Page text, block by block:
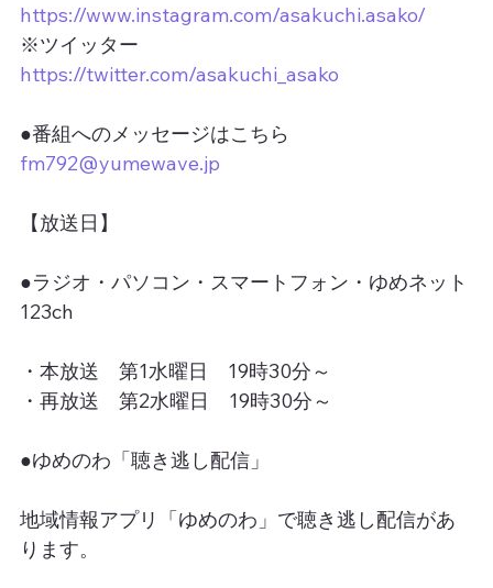
https://www.instagram.com/asakuchi.asako/
※ツイッター
https://twitter.com/asakuchi_asako
●番組へのメッセージはこちら
fm792@yumewave.jp
【放送日】
●ラジオ・パソコン・スマートフォン・ゆめネット
123ch
・本放送　第1水曜日　19時30分～
・再放送　第2水曜日　19時30分～
●ゆめのわ「聴き逃し配信」
地域情報アプリ「ゆめのわ」で聴き逃し配信があ
ります。